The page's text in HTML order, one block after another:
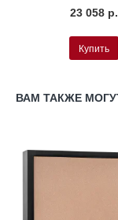
23 058 р.
Купить
ВАМ ТАКЖЕ